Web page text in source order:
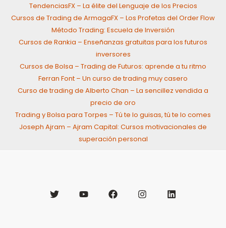
TendenciasFX – La élite del Lenguaje de los Precios
Cursos de Trading de ArmagaFX – Los Profetas del Order Flow
Método Trading: Escuela de Inversión
Cursos de Rankia – Enseñanzas gratuitas para los futuros
inversores
Cursos de Bolsa – Trading de Futuros: aprende a tu ritmo
Ferran Font – Un curso de trading muy casero
Curso de trading de Alberto Chan – La sencillez vendida a
precio de oro
Trading y Bolsa para Torpes – Tú te lo guisas, tú te lo comes
Joseph Ajram – Ajram Capital: Cursos motivacionales de
superación personal